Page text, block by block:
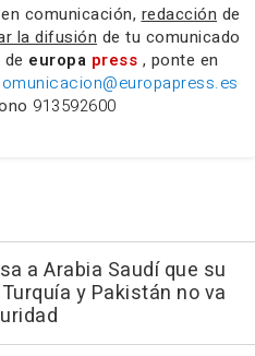
en comunicación, redacción de
la difusión de tu comunicado
europa press , ponte en
913592600
a Arabia Saudí que su
y Pakistán no va